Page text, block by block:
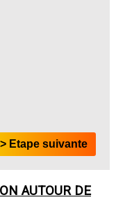
AUTOUR DE